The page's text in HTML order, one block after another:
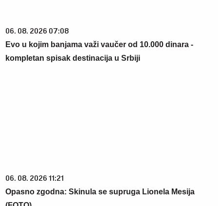
06. 08. 2026 07:08
Evo u kojim banjama važi vaučer od 10.000 dinara -
kompletan spisak destinacija u Srbiji
06. 08. 2026 11:21
Opasno zgodna: Skinula se supruga Lionela Mesija